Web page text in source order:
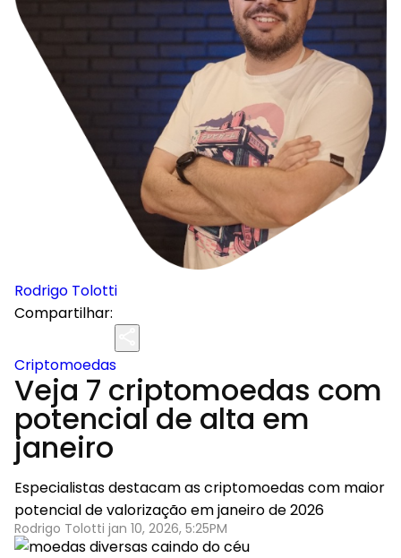
Rodrigo Tolotti
Compartilhar:
Criptomoedas
Veja 7 criptomoedas com
potencial de alta em
janeiro
Especialistas destacam as criptomoedas com maior
potencial de valorização em janeiro de 2026
Rodrigo Tolotti jan 10, 2026, 5:25PM